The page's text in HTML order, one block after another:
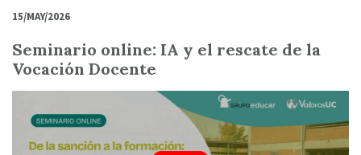
15/MAY/2026
Seminario online: IA y el rescate de la
Vocación Docente